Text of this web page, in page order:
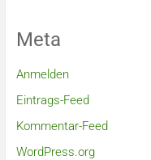
Meta
Anmelden
Eintrags-Feed
Kommentar-Feed
WordPress.org